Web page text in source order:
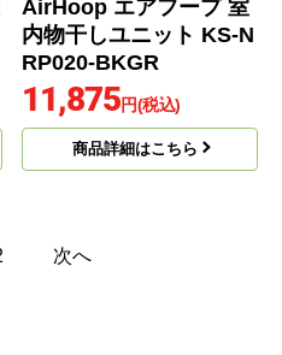
商品詳細はこちら
ナスタ
商品コード：KS-NRP020-BKGR
内物干しユニット KS-N
RP020-BKGR